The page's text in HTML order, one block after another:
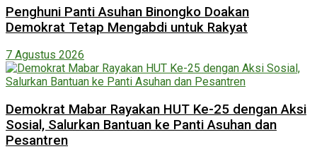
Penghuni Panti Asuhan Binongko Doakan
Demokrat Tetap Mengabdi untuk Rakyat
7 Agustus 2026
Demokrat Mabar Rayakan HUT Ke-25 dengan Aksi
Sosial, Salurkan Bantuan ke Panti Asuhan dan
Pesantren